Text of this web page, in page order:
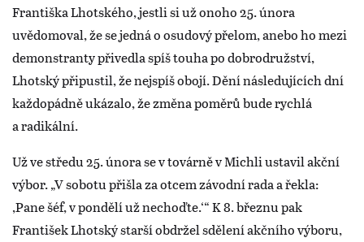
Františka Lhotského, jestli si už onoho 25. února
uvědomoval, že se jedná o osudový přelom, anebo ho mezi
demonstranty přivedla spíš touha po dobrodružství,
Lhotský připustil, že nejspíš obojí. Dění následujících dní
každopádně ukázalo, že změna poměrů bude rychlá
a radikální.
Už ve středu 25. února se v továrně v Michli ustavil akční
výbor. „V sobotu přišla za otcem závodní rada a řekla:
,Pane šéf, v pondělí už nechoďte.‘“ K 8. březnu pak
František Lhotský starší obdržel sdělení akčního výboru,